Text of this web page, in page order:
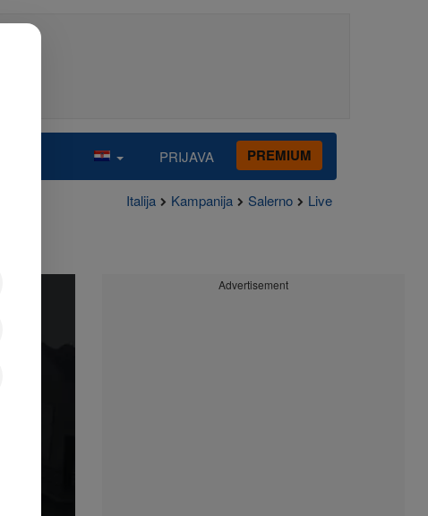
PRIJAVA PREMIUM
Italija Kampanija Salerno Live
Advertisement